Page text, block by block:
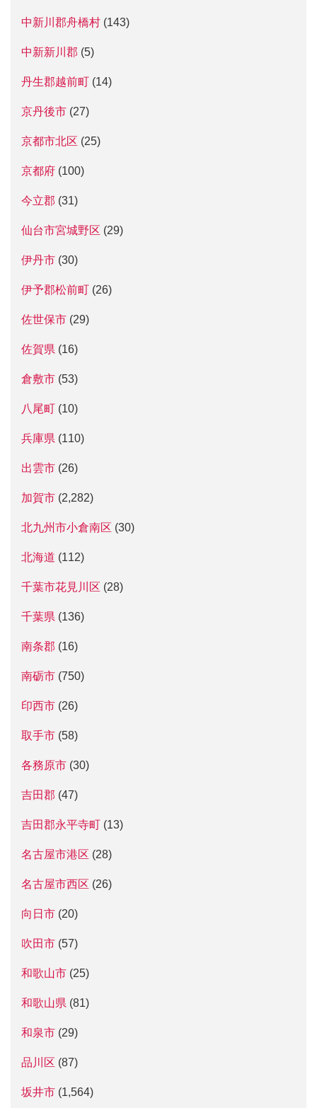
中新川郡舟橋村 (143)
中新新川郡 (5)
丹生郡越前町 (14)
京丹後市 (27)
京都市北区 (25)
京都府 (100)
今立郡 (31)
仙台市宮城野区 (29)
伊丹市 (30)
伊予郡松前町 (26)
佐世保市 (29)
佐賀県 (16)
倉敷市 (53)
八尾町 (10)
兵庫県 (110)
出雲市 (26)
加賀市 (2,282)
北九州市小倉南区 (30)
北海道 (112)
千葉市花見川区 (28)
千葉県 (136)
南条郡 (16)
南砺市 (750)
印西市 (26)
取手市 (58)
各務原市 (30)
吉田郡 (47)
吉田郡永平寺町 (13)
名古屋市港区 (28)
名古屋市西区 (26)
向日市 (20)
吹田市 (57)
和歌山市 (25)
和歌山県 (81)
和泉市 (29)
品川区 (87)
坂井市 (1,564)